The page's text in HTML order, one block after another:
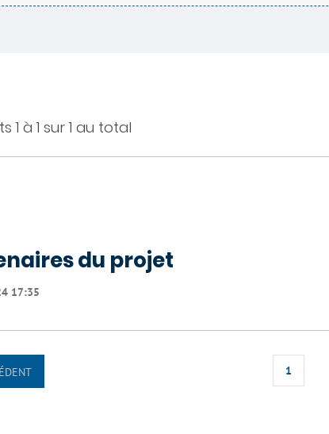
1 à 1 sur 1 au total
du projet
17:35
1